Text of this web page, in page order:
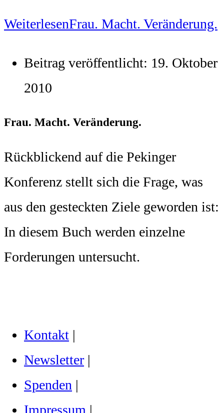
WeiterlesenFrau. Macht. Veränderung.
Beitrag veröffentlicht: 19. Oktober
2010
Frau. Macht. Veränderung.
Rückblickend auf die Pekinger
Konferenz stellt sich die Frage, was
aus den gesteckten Ziele geworden ist:
In diesem Buch werden einzelne
Forderungen untersucht.
Kontakt |
Newsletter |
Spenden |